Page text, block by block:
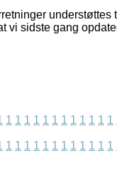
sidste gang
1 1 1 1 1 1 1 1 1 1 1 1
1 1 1 1 1 1 1 1 1 1 1 1